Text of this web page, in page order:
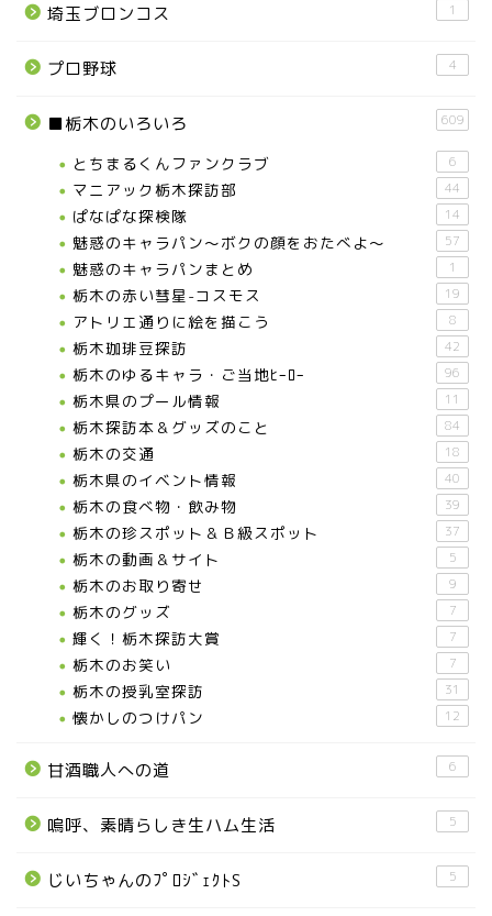
埼玉ブロンコス 1
プロ野球 4
■栃木のいろいろ 609
とちまるくんファンクラブ 6
マニアック栃木探訪部 44
ぱなぱな探検隊 14
魅惑のキャラパン～ボクの顔をおたべよ～ 57
魅惑のキャラパンまとめ 1
栃木の赤い彗星-コスモス 19
アトリエ通りに絵を描こう 8
栃木珈琲豆探訪 42
栃木のゆるキャラ・ご当地ﾋｰﾛｰ 96
栃木県のプール情報 11
栃木探訪本＆グッズのこと 84
栃木の交通 18
栃木県のイベント情報 40
栃木の食べ物・飲み物 39
栃木の珍スポット＆Ｂ級スポット 37
栃木の動画＆サイト 5
栃木のお取り寄せ 9
栃木のグッズ 7
輝く！栃木探訪大賞 7
栃木のお笑い 7
栃木の授乳室探訪 31
懐かしのつけパン 12
甘酒職人への道 6
嗚呼、素晴らしき生ハム生活 5
じいちゃんのﾌﾟﾛｼﾞｪｸﾄS 5